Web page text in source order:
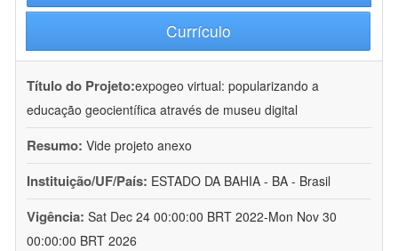
Currículo
Título do Projeto:expogeo virtual: popularizando a
educação geocientífica através de museu digital
Resumo: Vide projeto anexo
Instituição/UF/País: ESTADO DA BAHIA - BA - Brasil
Vigência: Sat Dec 24 00:00:00 BRT 2022-Mon Nov 30
00:00:00 BRT 2026